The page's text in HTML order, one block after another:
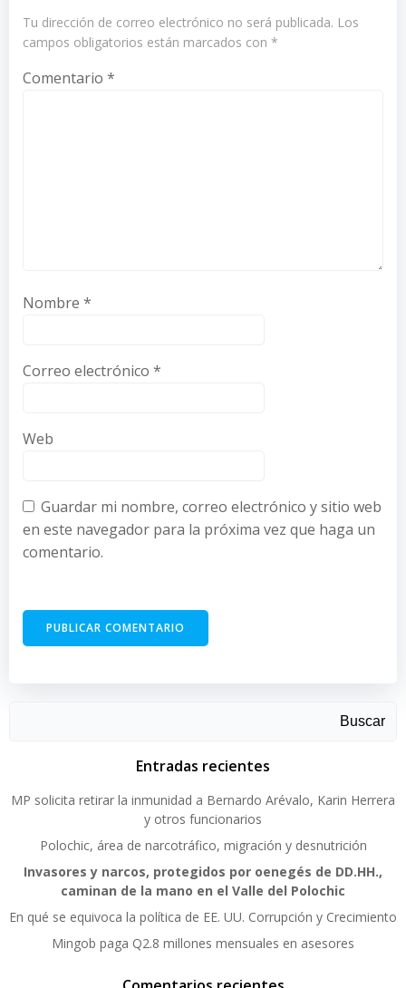
Tu dirección de correo electrónico no será publicada. Los
campos obligatorios están marcados con *
Comentario *
Nombre *
Correo electrónico *
Web
Guardar mi nombre, correo electrónico y sitio web
en este navegador para la próxima vez que haga un
comentario.
Buscar
Entradas recientes
MP solicita retirar la inmunidad a Bernardo Arévalo, Karin Herrera
y otros funcionarios
Polochic, área de narcotráfico, migración y desnutrición
Invasores y narcos, protegidos por oenegés de DD.HH.,
caminan de la mano en el Valle del Polochic
En qué se equivoca la política de EE. UU. Corrupción y Crecimiento
Mingob paga Q2.8 millones mensuales en asesores